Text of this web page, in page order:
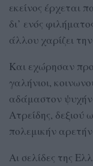
εκείνος έρχεται
δι’ ενός
άλλου χαρίζει
Και εχώρησαν
γαλήνιοι,
αδάμαστον ψυχήν
Ατρείδης, δεξιού
πολεμικήν
Αι σελίδες της